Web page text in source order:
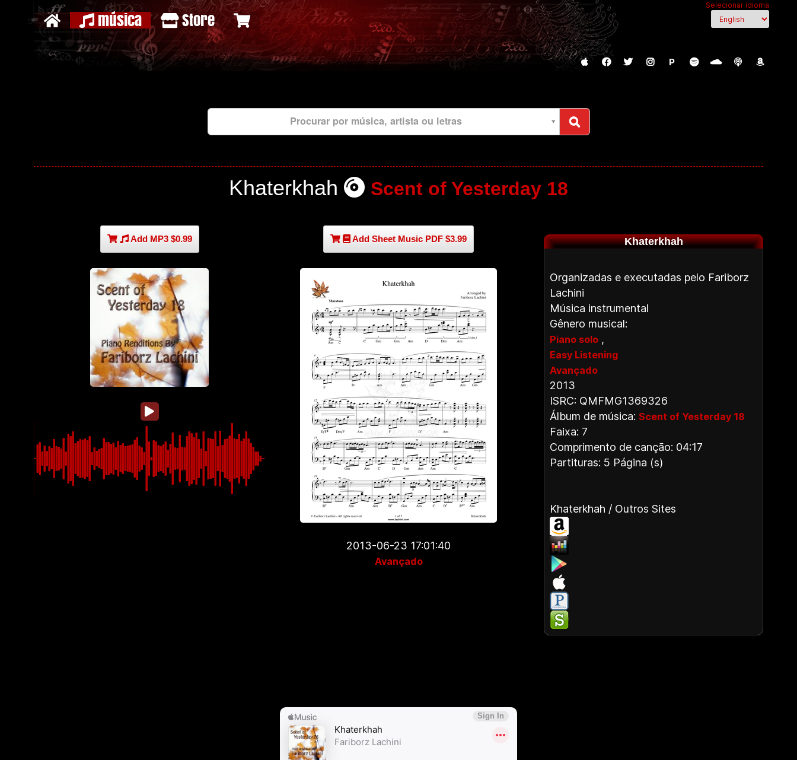
Selecionar idioma
música Store
P
Procurar por música, artista ou letras
Khaterkhah Scent of Yesterday 18
Add MP3 $0.99 Add Sheet Music PDF $3.99
2013-06-23 17:01:40
Avançado
Khaterkhah
Organizadas e executadas pelo Fariborz
Lachini
Música instrumental
Gênero musical:
Piano solo ,
Easy Listening
Avançado
2013
ISRC: QMFMG1369326
Álbum de música: Scent of Yesterday 18
Faixa: 7
Comprimento de canção: 04:17
Partituras: 5 Página (s)
Khaterkhah / Outros Sites